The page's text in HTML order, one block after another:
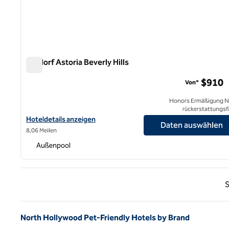
Waldorf Astoria Beverly Hills
Hoteldetails für Waldorf Astoria Beverly Hills anzeigen
Hoteldetails anzeigen
8,06 Meilen
Von* $910
Honors Ermäßigung
Daten auswählen
Außenpool
North Hollywood Pet-Friendly Hotels by Brand